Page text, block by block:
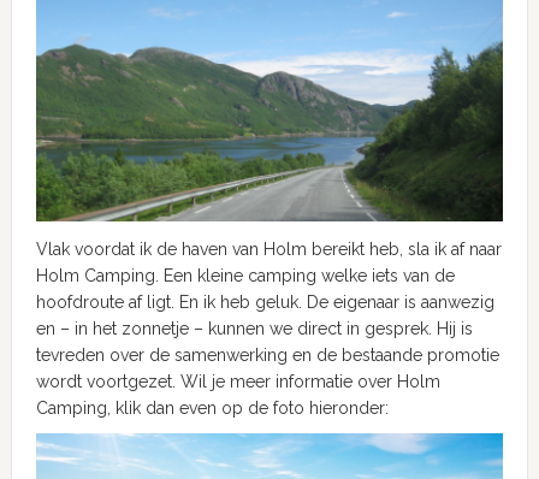
Vlak voordat ik de haven van Holm bereikt heb, sla ik af naar
Holm Camping. Een kleine camping welke iets van de
hoofdroute af ligt. En ik heb geluk. De eigenaar is aanwezig
en – in het zonnetje – kunnen we direct in gesprek. Hij is
tevreden over de samenwerking en de bestaande promotie
wordt voortgezet. Wil je meer informatie over Holm
Camping, klik dan even op de foto hieronder: